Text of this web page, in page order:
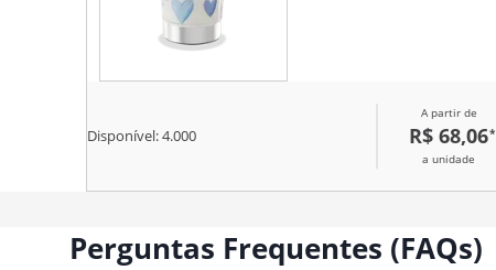
Disponível:4.000
A partir de
R$ 68,06*
a unidade
Perguntas Frequentes (FAQs)